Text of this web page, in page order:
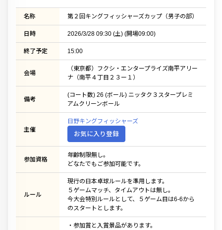
名称 第２回キングフィッシャーズカップ（男子の部）
日時 2026/3/28 09:30 (土) (開場09:00)
終了予定 15:00
会場
（東京都）フクシ・エンタープライズ南平アリー
ナ（南平４丁目２３ー１）
備考
(コート数) 26 (ボール) ニッタク３スタープレミ
アムクリーンボール
主催
日野キングフィッシャーズ
お気に入り登録
参加資格
年齢制限無し。
どなたでもご参加可能です。
ルール
現行の日本卓球ルールを準用します。
５ゲームマッチ、タイムアウトは無し。
今大会特別ルールとして、５ゲーム目は6-6から
のスタートとします。
・参加賞と入賞景品があります。